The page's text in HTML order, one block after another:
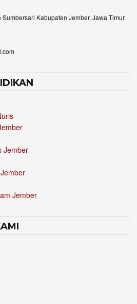
Kabupaten Jember, Jawa Timur
Jember
Jember